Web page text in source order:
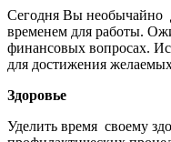
Сегодня Вы необычайно
временем для работы.
финансовых вопросах.
для достижения
Здоровье
Уделить время своему